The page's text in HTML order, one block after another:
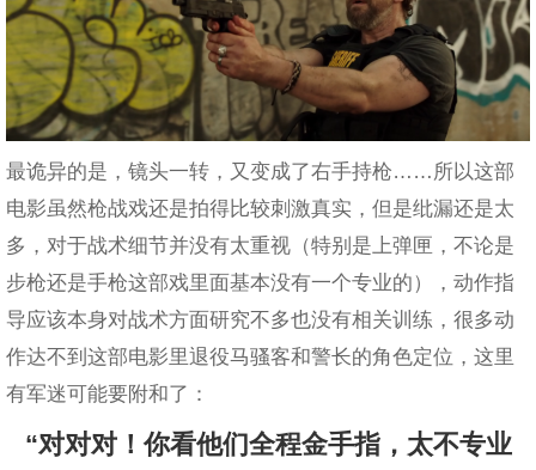
最诡异的是，镜头一转，又变成了右手持枪……所以这部
电影虽然枪战戏还是拍得比较刺激真实，但是纰漏还是太
多，对于战术细节并没有太重视（特别是上弹匣，不论是
步枪还是手枪这部戏里面基本没有一个专业的），动作指
导应该本身对战术方面研究不多也没有相关训练，很多动
作达不到这部电影里退役马骚客和警长的角色定位，这里
有军迷可能要附和了：
“对对对！你看他们全程金手指，太不专业